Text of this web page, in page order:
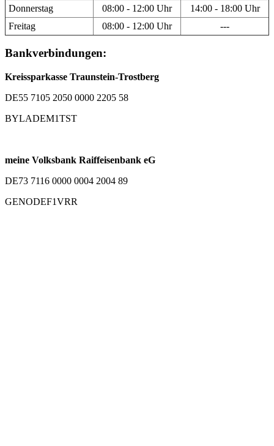
Donnerstag 08:00 - 12:00 Uhr
14:00 - 18:00 Uhr
Freitag
08:00 - 12:00 Uhr ---
Bankverbindungen:
Kreissparkasse Traunstein-Trostberg
DE55 7105 2050 0000 2205 58
BYLADEM1TST
meine Volksbank Raiffeisenbank eG
DE73 7116 0000 0004 2004 89
GENODEF1VRR